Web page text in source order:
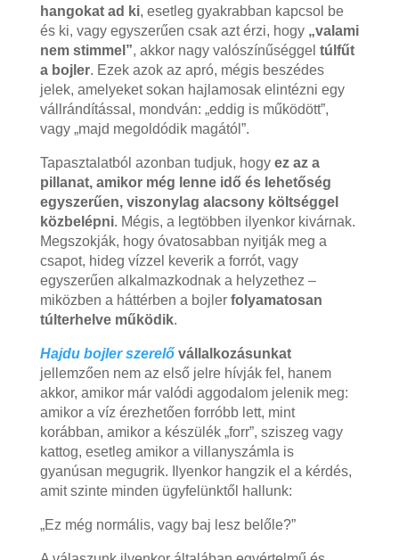
hangokat ad ki, esetleg gyakrabban kapcsol be
és ki, vagy egyszerűen csak azt érzi, hogy „valami
nem stimmel”, akkor nagy valószínűséggel túlfűt
a bojler. Ezek azok az apró, mégis beszédes
jelek, amelyeket sokan hajlamosak elintézni egy
vállrándítással, mondván: „eddig is működött”,
vagy „majd megoldódik magától”.
Tapasztalatból azonban tudjuk, hogy ez az a
pillanat, amikor még lenne idő és lehetőség
egyszerűen, viszonylag alacsony költséggel
közbelépni. Mégis, a legtöbben ilyenkor kivárnak.
Megszokják, hogy óvatosabban nyitják meg a
csapot, hideg vízzel keverik a forrót, vagy
egyszerűen alkalmazkodnak a helyzethez –
miközben a háttérben a bojler folyamatosan
túlterhelve működik.
Hajdu bojler szerelővállalkozásunkat
jellemzően nem az első jelre hívják fel, hanem
akkor, amikor már valódi aggodalom jelenik meg:
amikor a víz érezhetően forróbb lett, mint
korábban, amikor a készülék „forr”, sziszeg vagy
kattog, esetleg amikor a villanyszámla is
gyanúsan megugrik. Ilyenkor hangzik el a kérdés,
amit szinte minden ügyfelünktől hallunk:
„Ez még normális, vagy baj lesz belőle?”